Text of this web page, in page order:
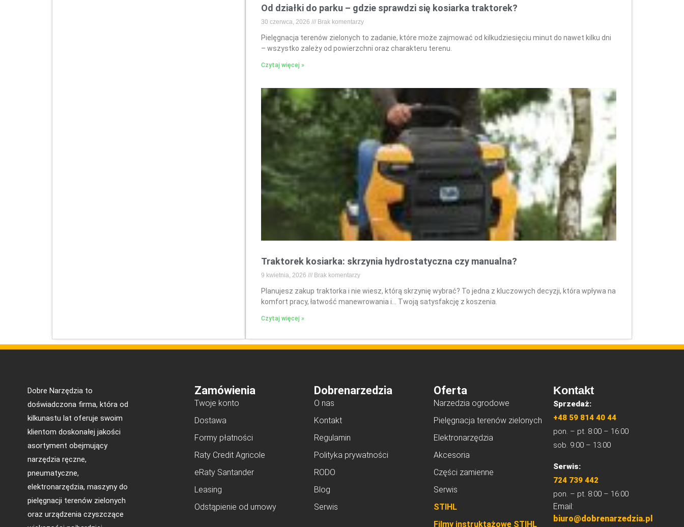
Od działki do parku – gdzie sprawdzi się kosiarka traktorek?
30 czerwca, 2026 Brak komentarzy
Pielęgnacja terenów zielonych to zadanie, które może zajmować od kilkudziesięciu minut do nawet kilku dni
– wszystko zależy od powierzchni oraz charakteru terenu.
Czytaj więcej »
Traktorek kosiarka: skrzynia hydrostatyczna czy manualna?
9 kwietnia, 2026 Brak komentarzy
Planujesz zakup traktorka i nie wiesz, którą skrzynię wybrać? To jedna z kluczowych decyzji, która wpływa na
komfort pracy, łatwość manewrowania i… Twoją satysfakcję z koszenia.
Czytaj więcej »
Dobre Narzędzia to
doświadczona firma, która od
kilkunastu lat oferuje swoim
klientom doskonałej jakości
asortyment obejmujący
narzędzia ręczne,
pneumatyczne,
elektronarzędzia, maszyny do
pielęgnacji terenów zielonych
oraz urządzenia czyszczące
Zamówienia
Twoje konto
Dostawa
Formy płatności
Raty Credit Agricole
eRaty Santander
Leasing
Odstąpienie od umowy
Dobrenarzedzia
O nas
Kontakt
Regulamin
Polityka prywatności
RODO
Blog
Serwis
Oferta
Narzedzia ogrodowe
Pielęgnacja terenów zielonych
Elektronarzędzia
Akcesoria
Części zamienne
Serwis
STIHL
Filmy instruktażowe STIHL
Kontakt
Sprzedaż:
+48 59 814 40 44
pon. – pt. 8:00 – 16:00
sob. 9:00 – 13:00
Serwis:
724 739 442
pon. – pt. 8:00 – 16:00
Email:
biuro@dobrenarzedzia.pl